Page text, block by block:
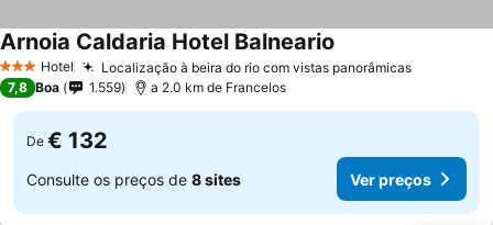
3 EstrelasHotel Localização à beira do rio com vistas panorâmicas
Arnoia Caldaria Hotel Balneario
7,8 Boa 1.559 a 2.0 km de Francelos
De € 132
Consulte os preços de 8 sites Ver preços